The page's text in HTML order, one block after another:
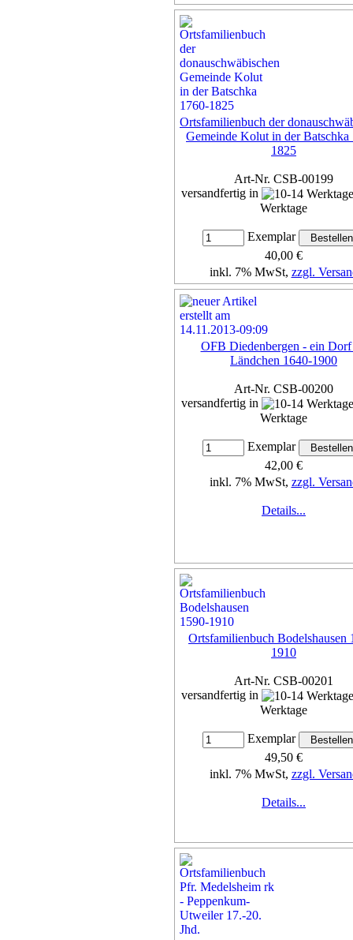
Ortsfamilienbuch der
Gemeinde Kolut in der Batschka
1825
Art-Nr. CSB-00199
versandfertig in
Werktage
Exemplar
40,00 €
inkl. 7% MwSt, zzgl.
OFB Diedenbergen - ein
Ländchen 1640-1900
Art-Nr. CSB-00200
versandfertig in
Werktage
Exemplar
42,00 €
inkl. 7% MwSt, zzgl.
Details...
Ortsfamilienbuch Bodelshausen
1910
Art-Nr. CSB-00201
versandfertig in
Werktage
Exemplar
49,50 €
inkl. 7% MwSt, zzgl.
Details...